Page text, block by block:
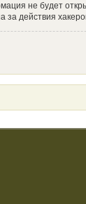
не будет
действия